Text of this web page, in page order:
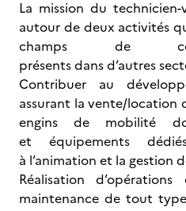
La mission du technicien-
autour de deux activités
champs de
présents dans d’autres
Contribuer au
assurant la vente/
engins de mobilité
et équipements
à l’animation et la gestion
Réalisation
maintenance de tout